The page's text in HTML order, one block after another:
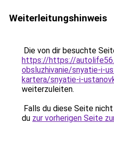
Weiterleitungshinweis
Die von dir besuchte
https://https://
obsluzhivanie/snyatie-i-
kartera/snyatie-i-
weiterzuleiten.
Falls du diese Seite
du zur vorherigen Seite